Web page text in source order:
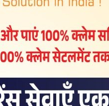
सॉफ्टवेयर के कथित तौर
भारत के करीब एक अरब
(गड़बड़ी) है, जिसकी मदद
बना सकता है।
जांच के बाद इस रिपोर्ट को